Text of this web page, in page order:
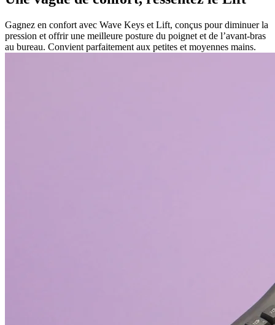
Gagnez en confort avec Wave Keys et Lift, conçus pour diminuer la
pression et offrir une meilleure posture du poignet et de l’avant-bras
au bureau. Convient parfaitement aux petites et moyennes mains.